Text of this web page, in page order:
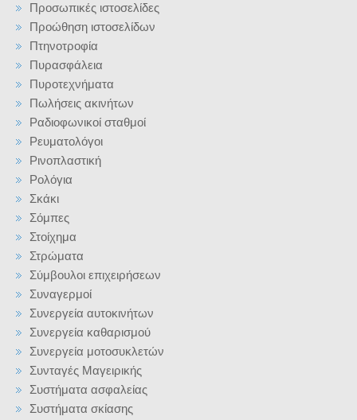
Προσωπικές ιστοσελίδες
Προώθηση ιστοσελίδων
Πτηνοτροφία
Πυρασφάλεια
Πυροτεχνήματα
Πωλήσεις ακινήτων
Ραδιοφωνικοί σταθμοί
Ρευματολόγοι
Ρινοπλαστική
Ρολόγια
Σκάκι
Σόμπες
Στοίχημα
Στρώματα
Σύμβουλοι επιχειρήσεων
Συναγερμοί
Συνεργεία αυτοκινήτων
Συνεργεία καθαρισμού
Συνεργεία μοτοσυκλετών
Συνταγές Μαγειρικής
Συστήματα ασφαλείας
Συστήματα σκίασης